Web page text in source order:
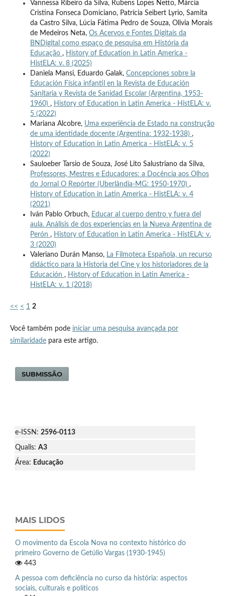
Vannessa Ribeiro da Silva, Rubens Lopes Netto, Márcia
Cristina Fonseca Domiciano, Patrícia Seibert Lyrio, Samita
da Castro Silva, Lúcia Fátima Pedro de Souza, Olivia Morais
de Medeiros Neta, Os Acervos e Fontes Digitais da
BNDigital como espaço de pesquisa em História da
Educação , History of Education in Latin America -
HistELA: v. 8 (2025)
Daniela Mansi, Eduardo Galak, Concepciones sobre la
Educación Física infantil en la Revista de Educación
Sanitaria y Revista de Sanidad Escolar (Argentina, 1953-
1960) , History of Education in Latin America - HistELA: v.
5 (2022)
Mariana Alcobre, Uma experiência de Estado na construção
de uma identidade docente (Argentina: 1932-1938) ,
History of Education in Latin America - HistELA: v. 5
(2022)
Sauloeber Tarsio de Souza, José Lito Salustriano da Silva,
Professores, Mestres e Educadores: a Docência aos Olhos
do Jornal O Repórter (Uberlândia-MG: 1950-1970) ,
History of Education in Latin America - HistELA: v. 4
(2021)
Iván Pablo Orbuch, Educar al cuerpo dentro y fuera del
aula. Análisis de dos experiencias en la Nueva Argentina de
Perón , History of Education in Latin America - HistELA: v.
3 (2020)
Valeriano Durán Manso, La Filmoteca Española, un recurso
didáctico para la Historia del Cine y los historiadores de la
Educación , History of Education in Latin America -
HistELA: v. 1 (2018)
<< < 1 2
Você também pode iniciar uma pesquisa avançada por
similaridadepara este artigo.
SUBMISSÃO
e-ISSN: 2596-0113
Qualis: A3
Área: Educação
MAIS LIDOS
O movimento da Escola Nova no contexto histórico do
primeiro Governo de Getúlio Vargas (1930-1945)
443
A pessoa com deficiência no curso da história: aspectos
sociais, culturais e políticos